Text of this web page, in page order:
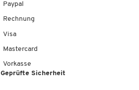
Paypal
Rechnung
Visa
Mastercard
Vorkasse
Geprüfte Sicherheit